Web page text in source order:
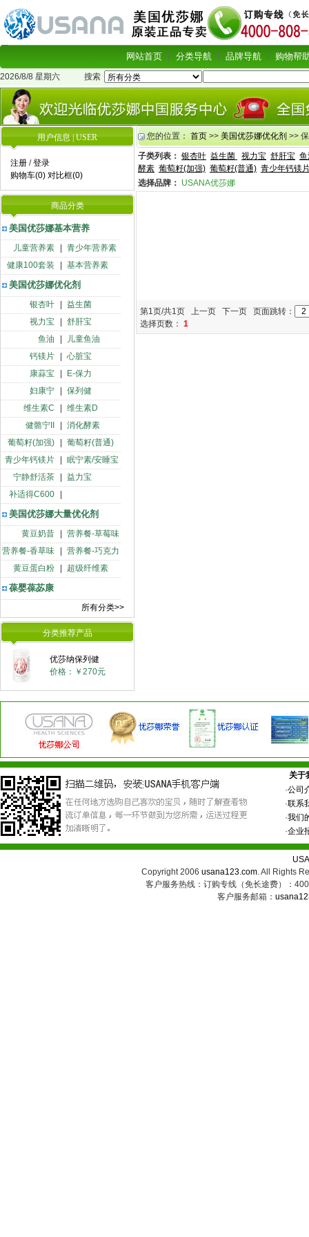
网站首页 分类导航 品牌导航 购物帮
2026/8/8 星期六 搜索
用户信息 | USER
注册 /登录
购物车(0) 对比框(0)
商品分类
美国优莎娜基本营养
儿童营养素
青少年营养素
健康100套装
基本营养素
美国优莎娜优化剂
银杏叶
益生菌
视力宝
舒肝宝
鱼油
儿童鱼油
钙镁片
心脏宝
康蒜宝
E-保力
妇康宁
保列健
维生素C
维生素D
健骼宁II
消化酵素
葡萄籽(加强)
葡萄籽(普通)
青少年钙镁片
眠宁素/安睡宝
宁静舒活茶
益力宝
补适得C600
美国优莎娜大量优化剂
黄豆奶昔
营养餐-草莓味
营养餐-香草味
营养餐-巧克力
黄豆蛋白粉
超级纤维素
葆婴葆苾康
所有分类>>
分类推荐产品
优莎纳保列健
价格：￥270元
您的位置： 首页 >> 美国优莎娜优化剂 >>
子类列表： 银杏叶 益生菌 视力宝 舒肝宝
酵素 葡萄籽(加强) 葡萄籽(普通) 青少年钙镁
选择品牌： USANA优莎娜
第1页/共1页 上一页 下一页 页面跳转：
选择页数： 1
关于
·公司
·联系
·我们
·企业
Copyright 2006 usana123.com. All Rights
客户服务热线：订购专线（免长途费）：
客户服务邮箱：